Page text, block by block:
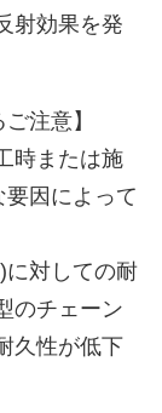
射効果を発
注意】
時または施
因によって
に対しての耐
のチェーン
久性が低下